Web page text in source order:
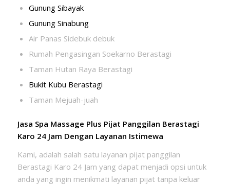
Gunung Sibayak
Gunung Sinabung
Air Panas Sidebuk debuk
Rumah Pengasingan Soekarno Berastagi
Taman Hutan Raya Berastagi
Bukit Kubu Berastagi
Taman Mejuah-juah
Jasa Spa Massage Plus Pijat Panggilan Berastagi
Karo 24 Jam Dengan Layanan Istimewa
Kami, adalah salah satu layanan pijat panggilan
Berastagi Karo 24 Jam yang dapat menjadi opsi untuk
anda yang ingin menikmati layanan pijat tanpa keluar